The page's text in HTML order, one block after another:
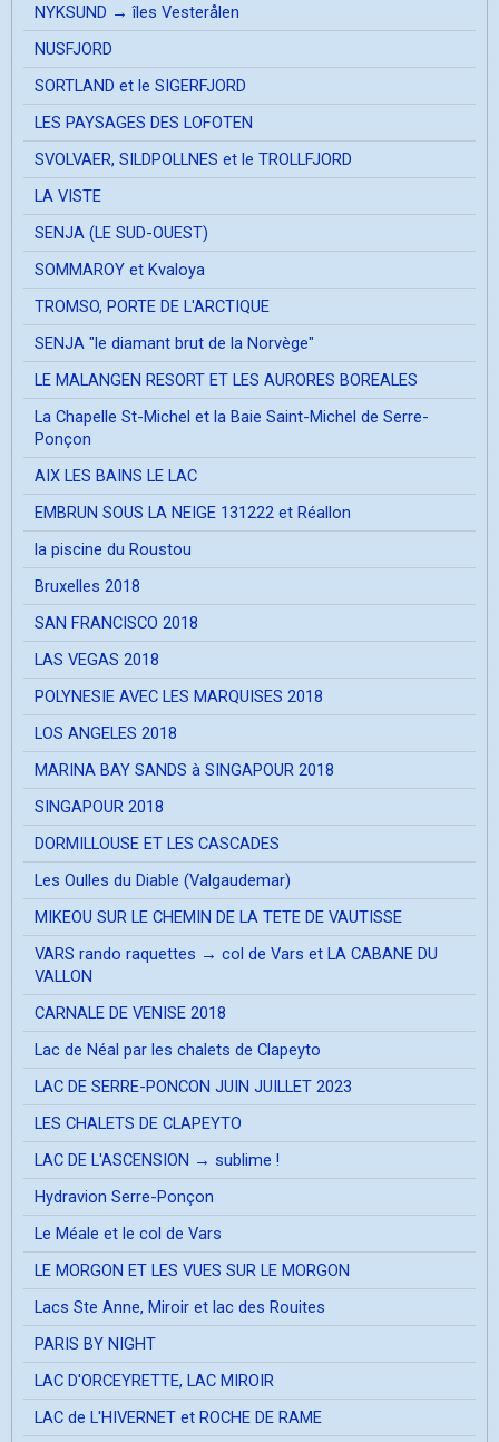
NYKSUND → îles Vesterålen
NUSFJORD
SORTLAND et le SIGERFJORD
LES PAYSAGES DES LOFOTEN
SVOLVAER, SILDPOLLNES et le TROLLFJORD
LA VISTE
SENJA (LE SUD-OUEST)
SOMMAROY et Kvaloya
TROMSO, PORTE DE L'ARCTIQUE
SENJA "le diamant brut de la Norvège"
LE MALANGEN RESORT ET LES AURORES BOREALES
La Chapelle St-Michel et la Baie Saint-Michel de Serre-
Ponçon
AIX LES BAINS LE LAC
EMBRUN SOUS LA NEIGE 131222 et Réallon
la piscine du Roustou
Bruxelles 2018
SAN FRANCISCO 2018
LAS VEGAS 2018
POLYNESIE AVEC LES MARQUISES 2018
LOS ANGELES 2018
MARINA BAY SANDS à SINGAPOUR 2018
SINGAPOUR 2018
DORMILLOUSE ET LES CASCADES
Les Oulles du Diable (Valgaudemar)
MIKEOU SUR LE CHEMIN DE LA TETE DE VAUTISSE
VARS rando raquettes → col de Vars et LA CABANE DU
VALLON
CARNALE DE VENISE 2018
Lac de Néal par les chalets de Clapeyto
LAC DE SERRE-PONCON JUIN JUILLET 2023
LES CHALETS DE CLAPEYTO
LAC DE L'ASCENSION → sublime !
Hydravion Serre-Ponçon
Le Méale et le col de Vars
LE MORGON ET LES VUES SUR LE MORGON
Lacs Ste Anne, Miroir et lac des Rouites
PARIS BY NIGHT
LAC D'ORCEYRETTE, LAC MIROIR
LAC de L'HIVERNET et ROCHE DE RAME